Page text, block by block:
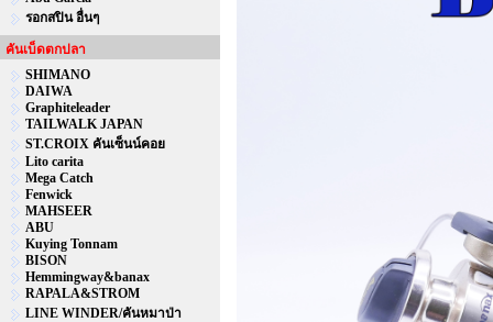
รอกสปิน อื่นๆ
คันเบ็ดตกปลา
SHIMANO
DAIWA
Graphiteleader
TAILWALK JAPAN
ST.CROIX คันเซ็นน์คอย
Lito carita
Mega Catch
Fenwick
MAHSEER
ABU
Kuying Tonnam
BISON
Hemmingway&banax
RAPALA&STROM
LINE WINDER/คันหมาป่า